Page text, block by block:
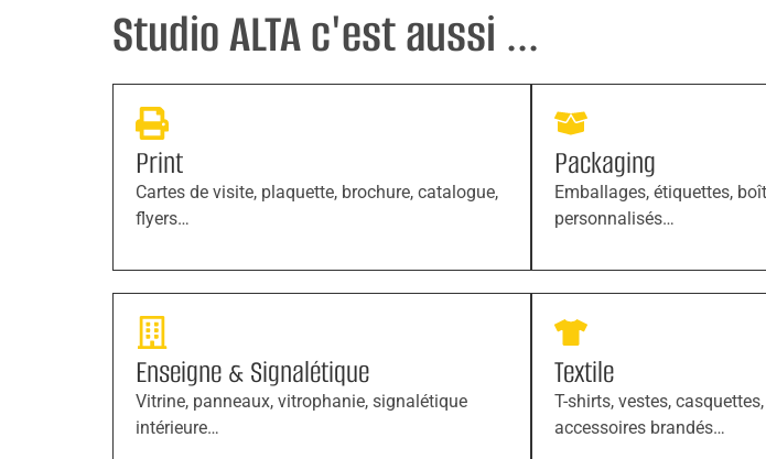
Studio ALTA c'est aussi ...
Print
Cartes de visite, plaquette, brochure, catalogue,
flyers…
Packaging
Emballages, étiquettes,
personnalisés…
Enseigne & Signalétique
Vitrine, panneaux, vitrophanie, signalétique
intérieure…
Textile
T-shirts, vestes,
accessoires brandés…